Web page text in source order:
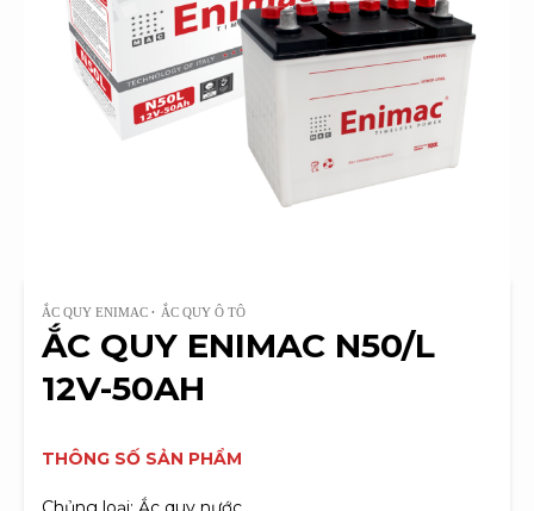
ẮC QUY ENIMAC ẮC QUY Ô TÔ
ẮC QUY ENIMAC N50/L
12V-50AH
THÔNG SỐ SẢN PHẨM